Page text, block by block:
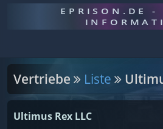
EPRISON.DE -
Vertriebe Liste
Ultimus Rex LLC